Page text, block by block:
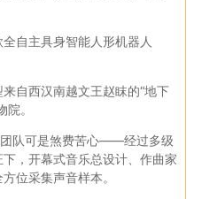
自主具身智能人形机器人
自西汉南越文王赵眜的“地下
。
团队可是煞费苦心——经过多级
，开幕式音乐总设计、作曲家
位采集声音样本。